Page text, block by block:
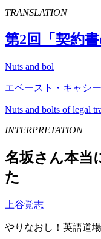
TRANSLATION
第2回「契約
Nuts and bol
エベースト・キャシー
Nuts and bolts of legal
INTERPRETATION
名坂さん本当
た
上谷覚志
やりなおし！英語道場